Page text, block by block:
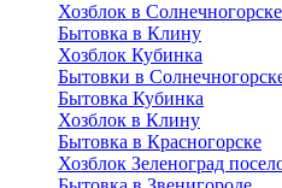
Хозблок в Солнечногорске
Бытовка в Клину
Хозблок Кубинка
Бытовки в
Бытовка Кубинка
Хозблок в Клину
Бытовка в Красногорске
Хозблок Зеленоград